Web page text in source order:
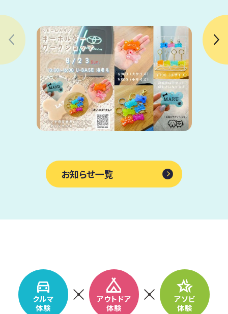
お知らせ一覧
クルマ
体験
アウトドア
体験
アソビ
体験